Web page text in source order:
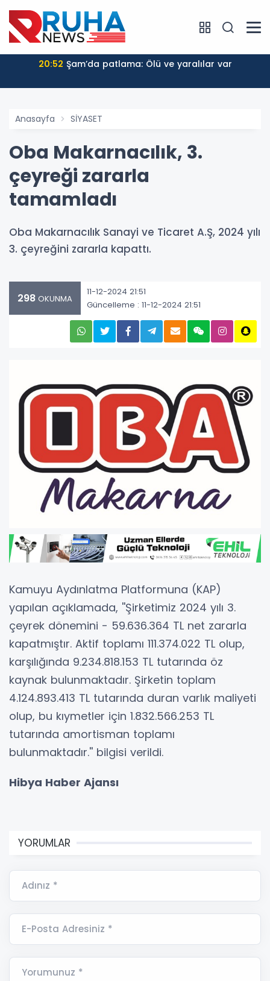
20:52 Şam’da patlama: Ölü ve yaralılar var
Anasayfa SİYASET
Oba Makarnacılık, 3.
çeyreği zararla
tamamladı
Oba Makarnacılık Sanayi ve Ticaret A.Ş, 2024 yılı
3. çeyreğini zararla kapattı.
298 OKUNMA
11-12-2024 21:51
Güncelleme : 11-12-2024 21:51
Kamuyu Aydınlatma Platformuna (KAP)
yapılan açıklamada, ''Şirketimiz 2024 yılı 3.
çeyrek dönemini - 59.636.364 TL net zararla
kapatmıştır. Aktif toplamı 111.374.022 TL olup,
karşılığında 9.234.818.153 TL tutarında öz
kaynak bulunmaktadır. Şirketin toplam
4.124.893.413 TL tutarında duran varlık maliyeti
olup, bu kıymetler için 1.832.566.253 TL
tutarında amortisman toplamı
bulunmaktadır.'' bilgisi verildi.
Hibya Haber Ajansı
YORUMLAR
Adınız *
E-Posta Adresiniz *
Yorumunuz *